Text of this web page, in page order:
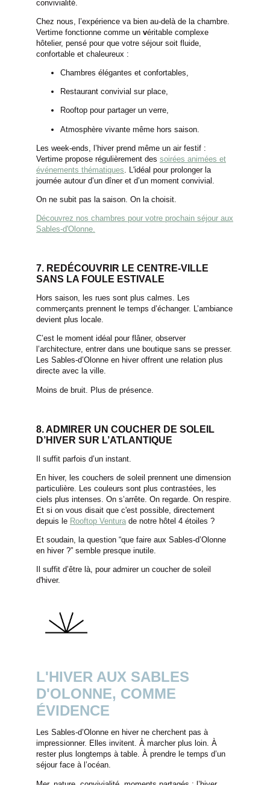
convivialité.
Chez nous, l’expérience va bien au-delà de la chambre.
Vertime fonctionne comme un véritable complexe
hôtelier, pensé pour que votre séjour soit fluide,
confortable et chaleureux :
Chambres élégantes et confortables,
Restaurant convivial sur place,
Rooftop pour partager un verre,
Atmosphère vivante même hors saison.
Les week-ends, l’hiver prend même un air festif :
Vertime propose régulièrement des soirées animées et
événements thématiques . L'idéal pour prolonger la
journée autour d’un dîner et d’un moment convivial.
On ne subit pas la saison. On la choisit.
Découvrez nos chambres pour votre prochain séjour aux
Sables-d'Olonne.
7. REDÉCOUVRIR LE CENTRE-VILLE
SANS LA FOULE ESTIVALE
Hors saison, les rues sont plus calmes. Les
commerçants prennent le temps d’échanger. L’ambiance
devient plus locale.
C’est le moment idéal pour flâner, observer
l’architecture, entrer dans une boutique sans se presser.
Les Sables-d’Olonne en hiver offrent une relation plus
directe avec la ville.
Moins de bruit. Plus de présence.
8. ADMIRER UN COUCHER DE SOLEIL
D’HIVER SUR L’ATLANTIQUE
Il suffit parfois d’un instant.
En hiver, les couchers de soleil prennent une dimension
particulière. Les couleurs sont plus contrastées, les
ciels plus intenses. On s’arrête. On regarde. On respire.
Et si on vous disait que c'est possible, directement
depuis le Rooftop Venturade notre hôtel 4 étoiles ?
Et soudain, la question “que faire aux Sables-d’Olonne
en hiver ?” semble presque inutile.
Il suffit d’être là, pour admirer un coucher de soleil
d'hiver.
L'HIVER AUX SABLES
D'OLONNE, COMME
ÉVIDENCE
Les Sables-d’Olonne en hiver ne cherchent pas à
impressionner. Elles invitent. À marcher plus loin. À
rester plus longtemps à table. À prendre le temps d’un
séjour face à l’océan.
ACCUEIL
CHAMBRES & SUITES
SERVICES
RESTAURANT
ROOFTOP VENTURA
SÉMINAIRES & ÉVÉNEMENTS PRIVÉS
OFFRES
GALERIE
BLOG
ENGAGEMENT
COFFRET CADEAUX
RÉSERVER
HÔTEL
PRIVATISATION